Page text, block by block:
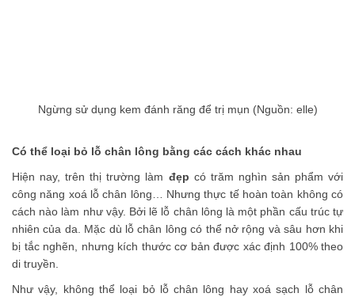
Ngừng sử dụng kem đánh răng để trị mụn (Nguồn: elle)
Có thể loại bỏ lỗ chân lông bằng các cách khác nhau
Hiện nay, trên thị trường làm đẹp có trăm nghìn sản phẩm với
công năng xoá lỗ chân lông… Nhưng thực tế hoàn toàn không có
cách nào làm như vậy. Bởi lẽ lỗ chân lông là một phần cấu trúc tự
nhiên của da. Mặc dù lỗ chân lông có thể nở rộng và sâu hơn khi
bị tắc nghẽn, nhưng kích thước cơ bản được xác định 100% theo
di truyền.
Như vậy, không thể loại bỏ lỗ chân lông hay xoá sạch lỗ chân